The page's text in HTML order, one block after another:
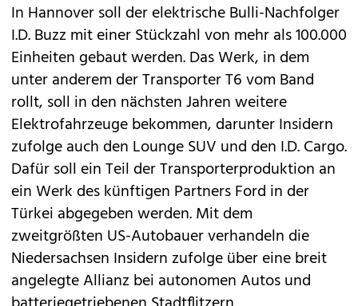
In Hannover soll der elektrische Bulli-Nachfolger
I.D. Buzzmit einer Stückzahl von mehr als 100.000
Einheiten gebaut werden. Das Werk, in dem
unter anderem der Transporter T6 vom Band
rollt, soll in den nächsten Jahren weitere
Elektrofahrzeuge bekommen, darunter Insidern
zufolge auch den Lounge SUV und den I.D. Cargo.
Dafür soll ein Teil der Transporterproduktion an
ein Werk des künftigen Partners Ford in der
Türkei abgegeben werden. Mit dem
zweitgrößten US-Autobauer verhandeln die
Niedersachsen Insidern zufolge über eine breit
angelegte Allianz bei autonomen Autos und